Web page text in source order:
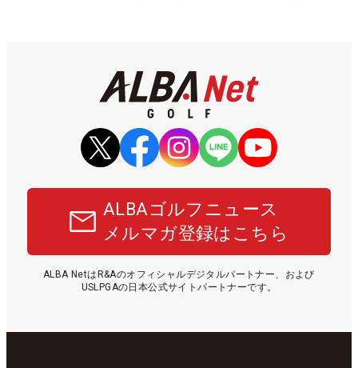
ALBAゴルフニュース
メルマガ登録はこちら
ALBA NetはR&Aのオフィシャルデジタルパートナー、および
USLPGAの日本公式サイトパートナーです。